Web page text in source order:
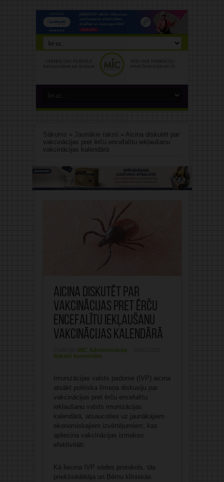
Sākums » Jaunākie raksti » Aicina diskutēt par
vakcinācijas pret ērču encefalītu iekļaušanu
vakcinācijas kalendārā
Aicina diskutēt par
vakcinācijas pret ērču
encefalītu iekļaušanu
vakcinācijas kalendārā
MIC Administrācija
Rakstīt komentāru
Imunizācijas valsts padome (IVP) aicina
atsākt politiska līmeņa diskusiju par
vakcinācijas pret ērču encefalītu
iekļaušanu valsts imunizācijas
kalendārā, atsaucoties uz jaunākajiem
ekonomiskajiem izvērtējumiem, kas
apliecina vakcinācijas izmaksu
efektivitāti.
Kā liecina IVP sēdes protokols, tās
priekšsēdētāja un Bērnu klīniskās